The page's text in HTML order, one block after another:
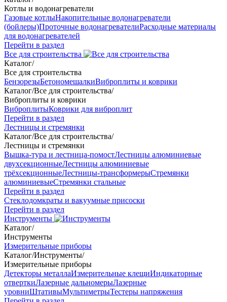
Котлы и водонагреватели
Газовые котлыНакопительные водонагреватели
(бойлеры)Проточные водонагревателиРасходные материалы
для водонагревателей
Перейти в раздел
Все для строительства
Каталог/
Все для строительства
БензорезыБетономешалкиВиброплиты и коврики
Каталог/Все для строительства/
Виброплиты и коврики
ВиброплитыКоврики для виброплит
Перейти в раздел
Лестницы и стремянки
Каталог/Все для строительства/
Лестницы и стремянки
Вышка-тура и лестница-помостЛестницы алюминиевые
двухсекционныеЛестницы алюминиевые
трёхсекционныеЛестницы-трансформерыСтремянки
алюминиевыеСтремянки стальные
Перейти в раздел
Стеклодомкраты и вакуумные присоски
Перейти в раздел
Инструменты
Каталог/
Инструменты
Измерительные приборы
Каталог/Инструменты/
Измерительные приборы
Детекторы металлаИзмерительные клещиИндикаторные
отверткиЛазерные дальномерыЛазерные
уровниШтативыМультиметрыТестеры напряжения